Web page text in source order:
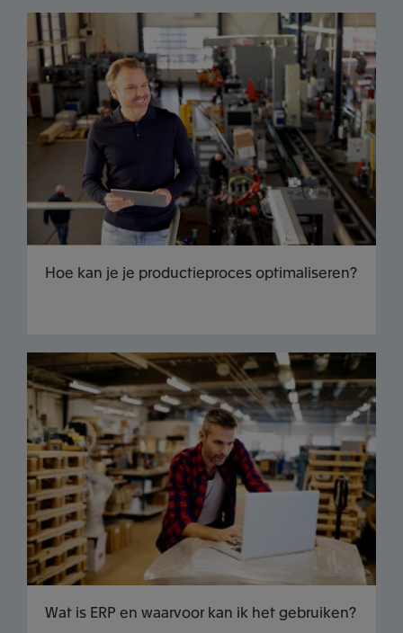
Hoe kan je je productieproces optimaliseren?
Wat is ERP en waarvoor kan ik het gebruiken?